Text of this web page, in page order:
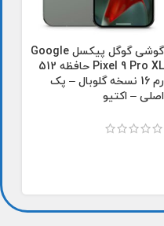
گوشی گوگل پیکسل Google
Pixel 9 Pro XL حافظه 512
رم 16 نسخه گلوبال – پک
اصلی – اکتیو